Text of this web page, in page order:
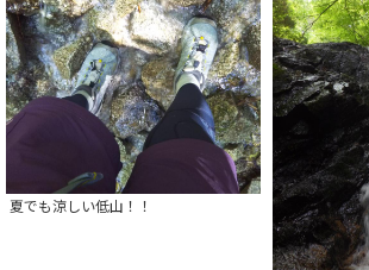
夏でも涼しい低山！！